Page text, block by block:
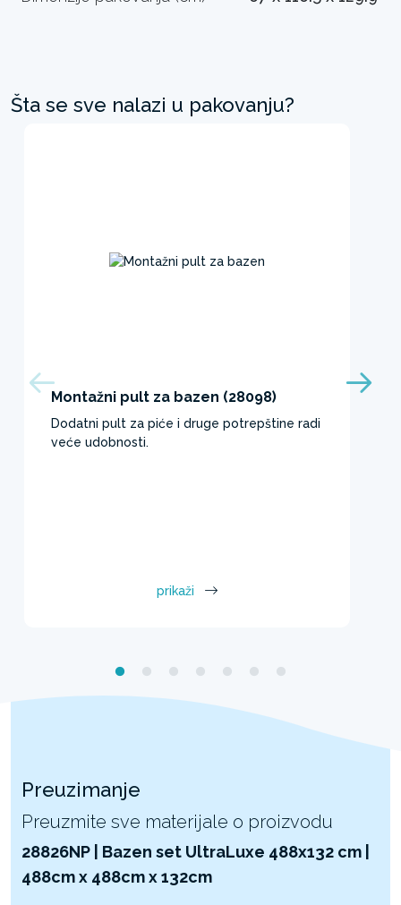
Šta se sve nalazi u pakovanju?
Montažni pult za bazen (28098)
Dodatni pult za piće i druge potrepštine radi
veće udobnosti.
prikaži
Preuzimanje
Preuzmite sve materijale o proizvodu
28826NP | Bazen set UltraLuxe 488x132 cm |
488cm x 488cm x 132cm